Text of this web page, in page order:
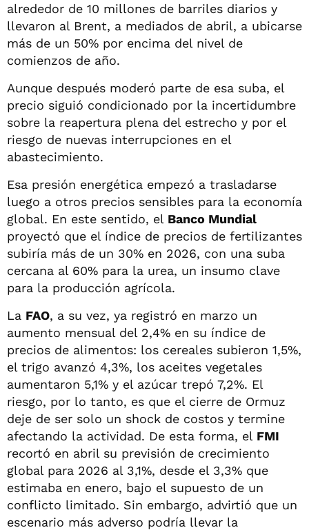
alrededor de 10 millones de barriles diarios y
llevaron al Brent, a mediados de abril, a ubicarse
más de un 50% por encima del nivel de
comienzos de año.
Aunque después moderó parte de esa suba, el
precio siguió condicionado por la incertidumbre
sobre la reapertura plena del estrecho y por el
riesgo de nuevas interrupciones en el
abastecimiento.
Esa presión energética empezó a trasladarse
luego a otros precios sensibles para la economía
global. En este sentido, el Banco Mundial
proyectó que el índice de precios de fertilizantes
subiría más de un 30% en 2026, con una suba
cercana al 60% para la urea, un insumo clave
para la producción agrícola.
La FAO, a su vez, ya registró en marzo un
aumento mensual del 2,4% en su índice de
precios de alimentos: los cereales subieron 1,5%,
el trigo avanzó 4,3%, los aceites vegetales
aumentaron 5,1% y el azúcar trepó 7,2%. El
riesgo, por lo tanto, es que el cierre de Ormuz
deje de ser solo un shock de costos y termine
afectando la actividad. De esta forma, el FMI
recortó en abril su previsión de crecimiento
global para 2026 al 3,1%, desde el 3,3% que
estimaba en enero, bajo el supuesto de un
conflicto limitado. Sin embargo, advirtió que un
escenario más adverso podría llevar la